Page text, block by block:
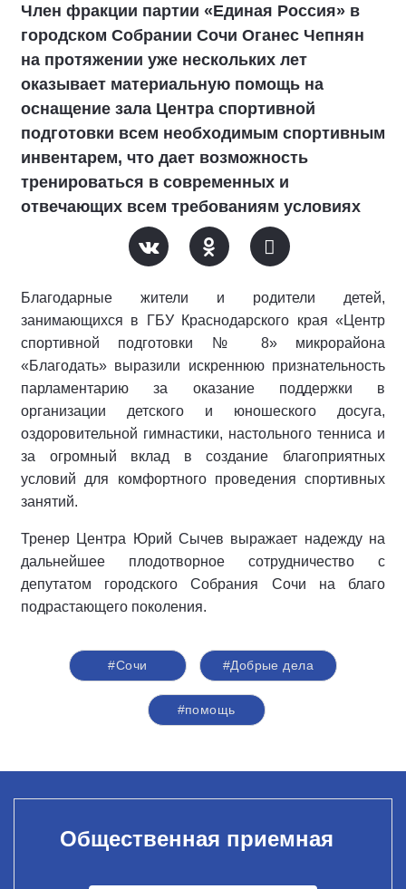
Член фракции партии «Единая Россия» в
городском Собрании Сочи Оганес Чепнян
на протяжении уже нескольких лет
оказывает материальную помощь на
оснащение зала Центра спортивной
подготовки всем необходимым спортивным
инвентарем, что дает возможность
тренироваться в современных и
отвечающих всем требованиям условиях
Благодарные жители и родители детей,
занимающихся в ГБУ Краснодарского края «Центр
спортивной подготовки № 8» микрорайона
«Благодать» выразили искреннюю признательность
парламентарию за оказание поддержки в
организации детского и юношеского досуга,
оздоровительной гимнастики, настольного тенниса и
за огромный вклад в создание благоприятных
условий для комфортного проведения спортивных
занятий.
Тренер Центра Юрий Сычев выражает надежду на
дальнейшее плодотворное сотрудничество с
депутатом городского Собрания Сочи на благо
подрастающего поколения.
#Сочи #Добрые дела
#помощь
Общественная приемная